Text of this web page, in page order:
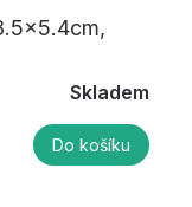
Skladem
Do košíku